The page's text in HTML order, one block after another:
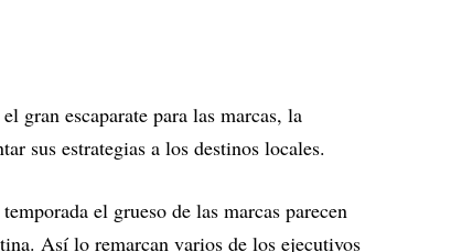
gran escaparate para las marcas, la
sus estrategias a los destinos locales.
el grueso de las marcas parecen
Así lo remarcan varios de los ejecutivos